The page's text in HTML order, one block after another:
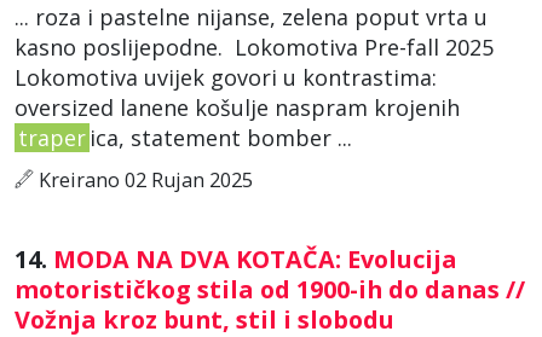
... roza i pastelne nijanse, zelena poput vrta u
kasno poslijepodne. Lokomotiva Pre-fall 2025
Lokomotiva uvijek govori u kontrastima:
oversized lanene košulje naspram krojenih
traper ica, statement bomber ...
Kreirano 02 Rujan 2025
14. MODA NA DVA KOTAČA: Evolucija
motorističkog stila od 1900-ih do danas //
Vožnja kroz bunt, stil i slobodu